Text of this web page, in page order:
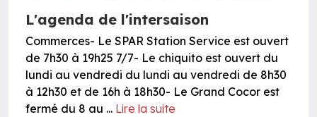
L'agenda de l'intersaison
Commerces- Le SPAR Station Service est ouvert
de 7h30 à 19h25 7/7- Le chiquito est ouvert du
lundi au vendredi du lundi au vendredi de 8h30
à 12h30 et de 16h à 18h30- Le Grand Cocor est
fermé du 8 au ... Lire la suite